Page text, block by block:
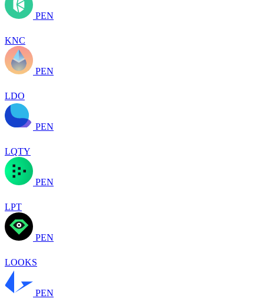
PEN
KNC
PEN
LDO
PEN
LQTY
PEN
LPT
PEN
LOOKS
PEN